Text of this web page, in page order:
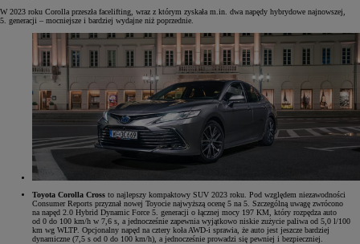
W 2023 roku Corolla przeszła facelifting, wraz z którym zyskała m.in. dwa napędy hybrydowe najnowszej,
5. generacji – mocniejsze i bardziej wydajne niż poprzednie.
Toyota Corolla Cross to najlepszy kompaktowy SUV 2023 roku. Pod względem niezawodności
Consumer Reports przyznał nowej Toyocie najwyższą ocenę 5 na 5. Szczególną uwagę zwrócono
na napęd 2.0 Hybrid Dynamic Force 5. generacji o łącznej mocy 197 KM, który rozpędza auto
od 0 do 100 km/h w 7,6 s, a jednocześnie zapewnia wyjątkowo niskie zużycie paliwa od 5,0 l/100
km wg WLTP. Opcjonalny napęd na cztery koła AWD-i sprawia, że auto jest jeszcze bardziej
dynamiczne (7,5 s od 0 do 100 km/h), a jednocześnie prowadzi się pewniej i bezpieczniej.